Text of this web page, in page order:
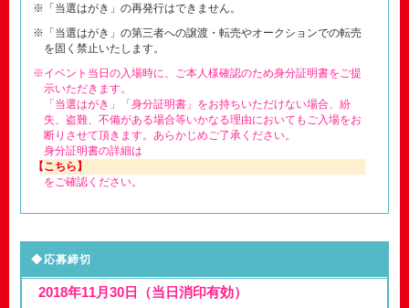
※「当選はがき」の再発行はできません。
※「当選はがき」の第三者への譲渡・転売やオークションでの転売
を固く禁止いたします。
※イベント当日の入場時に、ご本人様確認のため身分証明書をご提
示いただきます。
「当選はがき」「身分証明書」をお持ちいただけない場合、紛
失、盗難、不備がある場合等いかなる理由においてもご入場をお
断りさせて頂きます。あらかじめご了承ください。
身分証明書の詳細は
【こちら】
をご確認ください。
◆応募締切
2018年11月30日（当日消印有効）